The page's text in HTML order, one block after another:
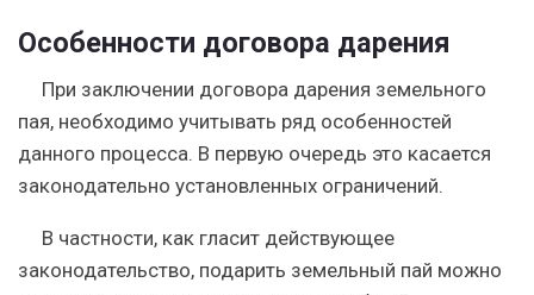
Особенности договора дарения
При заключении договора дарения земельного
пая, необходимо учитывать ряд особенностей
данного процесса. В первую очередь это касается
законодательно установленных ограничений.
В частности, как гласит действующее
законодательство, подарить земельный пай можно